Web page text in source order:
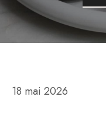
18 mai 2026